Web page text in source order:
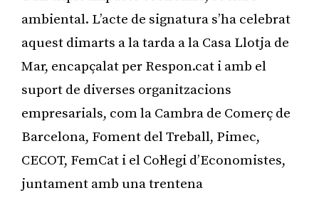
ambiental. L’acte de signatura s’ha celebrat
aquest dimarts a la tarda a la Casa Llotja de
Mar, encapçalat per Respon.cat i amb el
suport de diverses organitzacions
empresarials, com la Cambra de Comerç de
Barcelona, Foment del Treball, Pimec,
CECOT, FemCat i el Col·legi d’Economistes,
juntament amb una trentena